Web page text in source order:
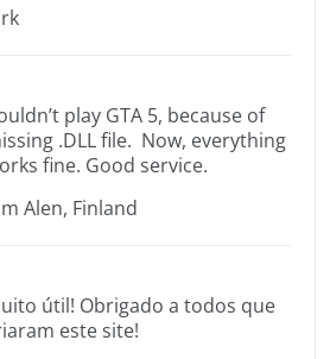
play GTA 5, because of
.DLL file. Now, everything
fine. Good service.
Alen, Finland
útil! Obrigado a todos que
este site!